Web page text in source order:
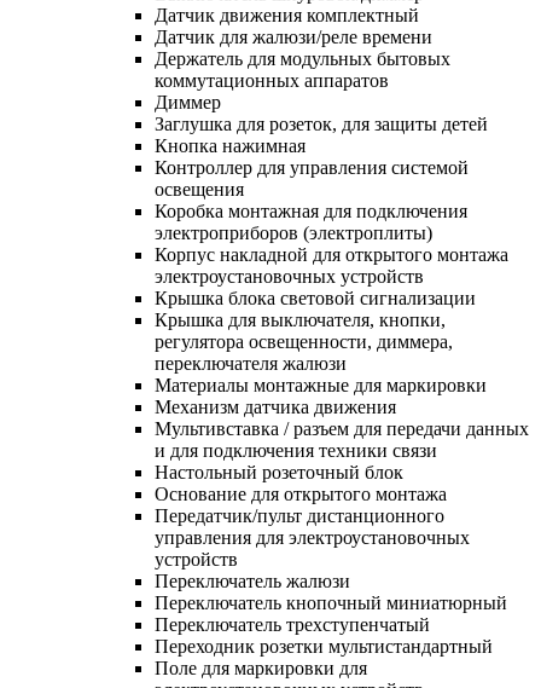
Датчик движения комплектный
Датчик для жалюзи/реле времени
Держатель для модульных бытовых
коммутационных аппаратов
Диммер
Заглушка для розеток, для защиты детей
Кнопка нажимная
Контроллер для управления системой
освещения
Коробка монтажная для подключения
электроприборов (электроплиты)
Корпус накладной для открытого монтажа
электроустановочных устройств
Крышка блока световой сигнализации
Крышка для выключателя, кнопки,
регулятора освещенности, диммера,
переключателя жалюзи
Материалы монтажные для маркировки
Механизм датчика движения
Мультивставка / разъем для передачи данных
и для подключения техники связи
Настольный розеточный блок
Основание для открытого монтажа
Передатчик/пульт дистанционного
управления для электроустановочных
устройств
Переключатель жалюзи
Переключатель кнопочный миниатюрный
Переключатель трехступенчатый
Переходник розетки мультистандартный
Поле для маркировки для